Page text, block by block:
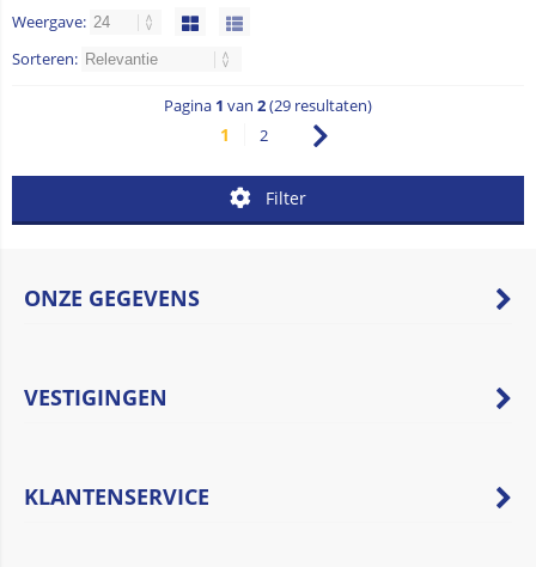
Weergave:
Sorteren:
Pagina 1 van 2(29 resultaten)
1 2
Filter
ONZE GEGEVENS
VESTIGINGEN
KLANTENSERVICE